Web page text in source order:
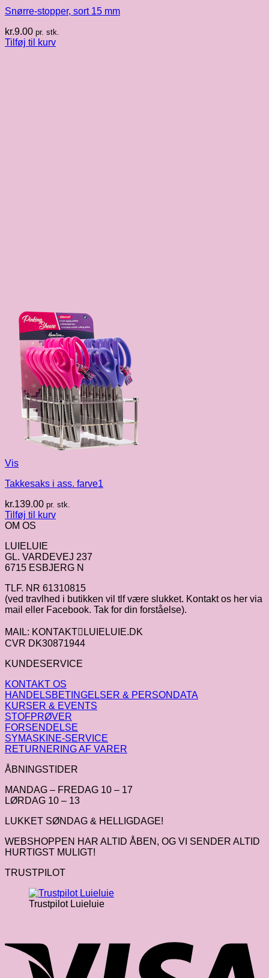
Snørre-stopper, sort 15 mm
kr.9.00 pr. stk.
Tilføj til kurv
Vis
Takkesaks i ass. farve1
kr.139.00 pr. stk.
Tilføj til kurv
OM OS
LUIELUIE
GL. VARDEVEJ 237
6715 ESBJERG N
TLF. NR 61310815
(ved travlhed i butikken vil tlf være slukket. Kontakt os her via
mail eller Facebook. Tak for din forståelse).
MAIL: KONTAKTLUIELUIE.DK
CVR DK30871944
KUNDESERVICE
KONTAKT OS
HANDELSBETINGELSER & PERSONDATA
KURSER & EVENTS
STOFPRØVER
FORSENDELSE
SYMASKINE-SERVICE
RETURNERING AF VARER
ÅBNINGSTIDER
MANDAG – FREDAG 10 – 17
LØRDAG 10 – 13
LUKKET SØNDAG & HELLIGDAGE!
WEBSHOPPEN HAR ALTID ÅBEN, OG VI SENDER ALTID
HURTIGST MULIGT!
TRUSTPILOT
Trustpilot Luieluie